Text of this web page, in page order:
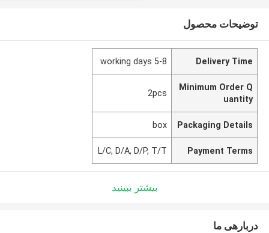
توضیحات محصول
Delivery Time
5-8 working days
Minimum Order Q
uantity
2pcs
Packaging Details
box
Payment Terms
L/C, D/A, D/P, T/T
بیشتر ببینید
دربارهی ما